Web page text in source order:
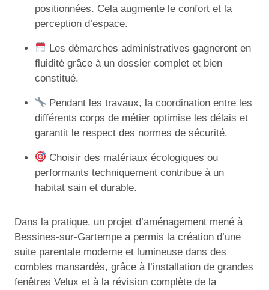
positionnées. Cela augmente le confort et la
perception d’espace.
Les démarches administratives gagneront en
fluidité grâce à un dossier complet et bien
constitué.
Pendant les travaux, la coordination entre les
différents corps de métier optimise les délais et
garantit le respect des normes de sécurité.
Choisir des matériaux écologiques ou
performants techniquement contribue à un
habitat sain et durable.
Dans la pratique, un projet d’aménagement mené à
Bessines-sur-Gartempe a permis la création d’une
suite parentale moderne et lumineuse dans des
combles mansardés, grâce à l’installation de grandes
fenêtres Velux et à la révision complète de la